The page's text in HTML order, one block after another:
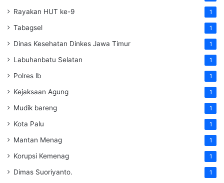
Rayakan HUT ke-9 1
Tabagsel 1
Dinas Kesehatan Dinkes Jawa Timur 1
Labuhanbatu Selatan 1
Polres lb 1
Kejaksaan Agung 1
Mudik bareng 1
Kota Palu 1
Mantan Menag 1
Korupsi Kemenag 1
Dimas Suoriyanto. 1